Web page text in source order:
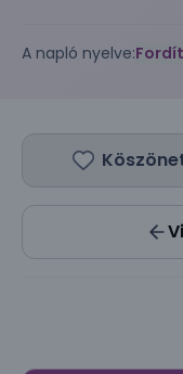
A napló nyelve: